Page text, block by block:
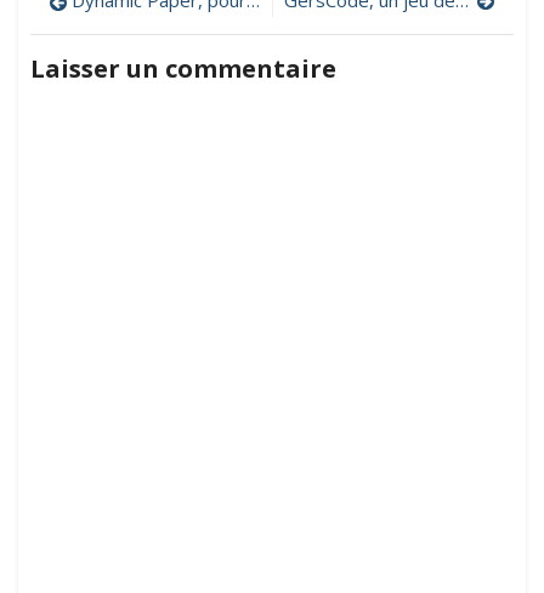
application
lecture
d’orthophonie
de
l’article
Laisser un commentaire